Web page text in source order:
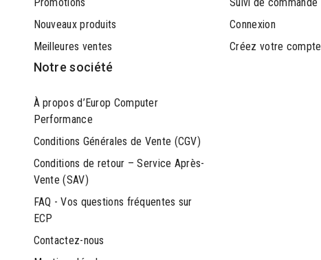
Nouveaux produits
Meilleures ventes
Notre société
À propos d’Europ Computer
Performance
Conditions Générales de Vente (CGV)
Conditions de retour – Service Après-
Vente (SAV)
FAQ - Vos questions fréquentes sur
ECP
Contactez-nous
Connexion
Créez votre compte